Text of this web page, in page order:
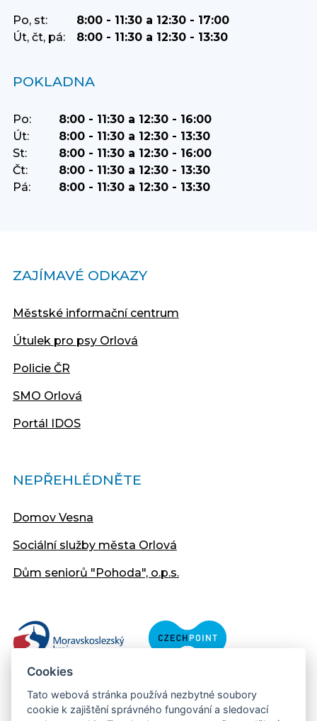
Po, st:
8:00 - 11:30 a 12:30 - 17:00
Út, čt, pá:
8:00 - 11:30 a 12:30 - 13:30
POKLADNA
Po:
8:00 - 11:30 a 12:30 - 16:00
Út:
8:00 - 11:30 a 12:30 - 13:30
St:
8:00 - 11:30 a 12:30 - 16:00
Čt:
8:00 - 11:30 a 12:30 - 13:30
Pá:
8:00 - 11:30 a 12:30 - 13:30
ZAJÍMAVÉ ODKAZY
Městské informační centrum
Útulek pro psy Orlová
Policie ČR
SMO Orlová
Portál IDOS
NEPŘEHLÉDNĚTE
Domov Vesna
Sociální služby města Orlová
Dům seniorů "Pohoda", o.p.s.
Cookies
Tato webová stránka používá nezbytné soubory
cookie k zajištění správného fungování a sledovací